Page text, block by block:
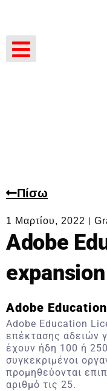
Πίσω
1 Μαρτίου, 2022
Adobe
expansion
Adobe
Adobe Education
επέκτασης αδειών
έχουν ήδη 100 ή
συγκεκριμένοι
προμηθεύονται
αριθμό τις 25.